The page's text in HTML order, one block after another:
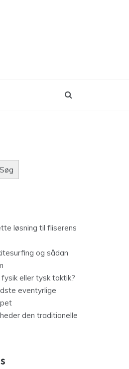
Søg
løsning til fliserens
og sådan
eller tysk taktik?
eventyrlige
den traditionelle